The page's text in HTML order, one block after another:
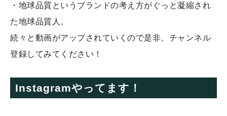
・地球品質というブランドの考え方がぐっと凝縮され
た地球品質人。
続々と動画がアップされていくので是非、チャンネル
登録してみてください！
Instagramやってます！